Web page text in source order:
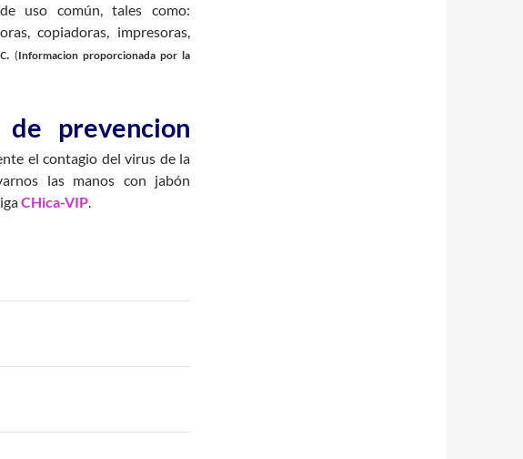
uso común, tales como:
copiadoras, impresoras,
(Informacion proporcionada por la
de prevencion
el contagio del virus de la
las manos con jabón
CHica-VIP.